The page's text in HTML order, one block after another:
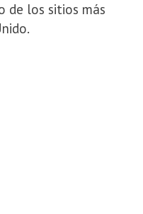
de los sitios más